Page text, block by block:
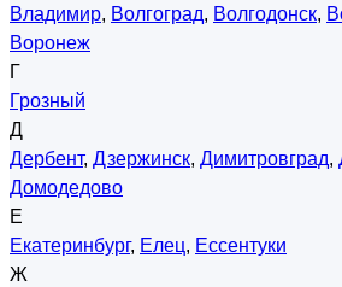
Владимир, Волгоград, Волгодонск,
Воронеж
Г
Грозный
Д
Дербент, Дзержинск, Димитровград,
Домодедово
Е
Екатеринбург, Елец, Ессентуки
Ж